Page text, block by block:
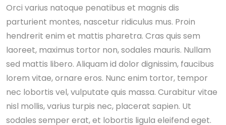
Orci varius natoque penatibus et magnis dis
parturient montes, nascetur ridiculus mus. Proin
hendrerit enim et mattis pharetra. Cras quis sem
laoreet, maximus tortor non, sodales mauris. Nullam
sed mattis libero. Aliquam id dolor dignissim, faucibus
lorem vitae, ornare eros. Nunc enim tortor, tempor
nec lobortis vel, vulputate quis massa. Curabitur vitae
nisl mollis, varius turpis nec, placerat sapien. Ut
sodales semper erat, et lobortis ligula eleifend eget.